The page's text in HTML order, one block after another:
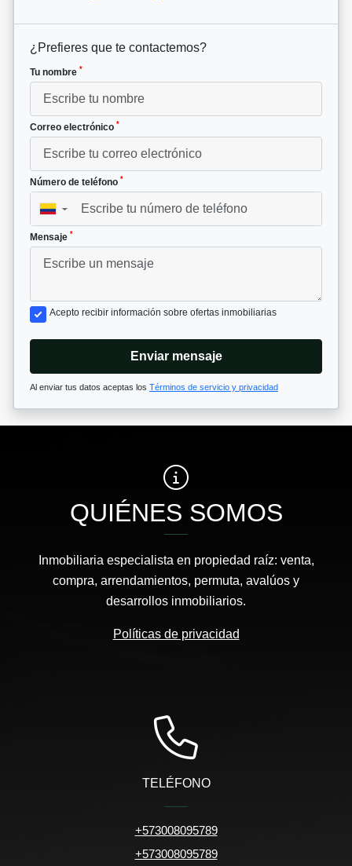
¿Prefieres que te contactemos?
Tu nombre *
Correo electrónico *
Número de teléfono *
▼
Mensaje *
Acepto recibir información sobre ofertas inmobiliarias
Enviar mensaje
Al enviar tus datos aceptas los Términos de servicio y privacidad
QUIÉNES SOMOS
Inmobiliaria especialista en propiedad raíz: venta,
compra, arrendamientos, permuta, avalúos y
desarrollos inmobiliarios.
Políticas de privacidad
TELÉFONO
+573008095789
+573008095789